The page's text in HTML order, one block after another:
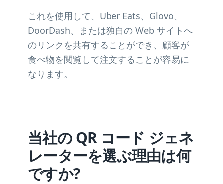
これを使用して、Uber Eats、Glovo、
DoorDash、または独自の Web サイトへ
のリンクを共有することができ、顧客が
食べ物を閲覧して注文することが容易に
なります。
当社の QR コード ジェネ
レーターを選ぶ理由は何
ですか?